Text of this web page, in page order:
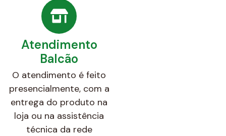
Atendimento
Balcão
O atendimento é feito
presencialmente, com a
entrega do produto na
loja ou na assistência
técnica da rede